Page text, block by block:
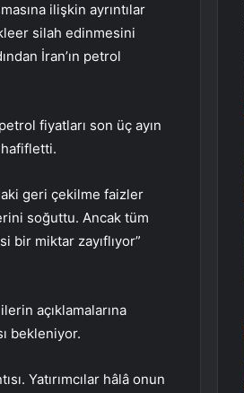
ilişkin ayrıntılar
silah edinmesini
İran’ın petrol
fiyatları son üç ayın
geri çekilme faizler
soğuttu. Ancak tüm
bir miktar zayıflıyor”
açıklamalarına
bekleniyor.
Yatırımcılar hâlâ onun